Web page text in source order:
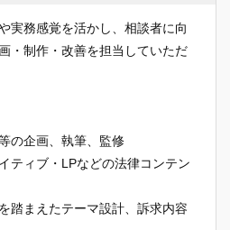
実務感覚を活かし、相談者に向
・制作・改善を担当していただ
の企画、執筆、監修
ティブ・LPなどの法律コンテン
踏まえたテーマ設計、訴求内容